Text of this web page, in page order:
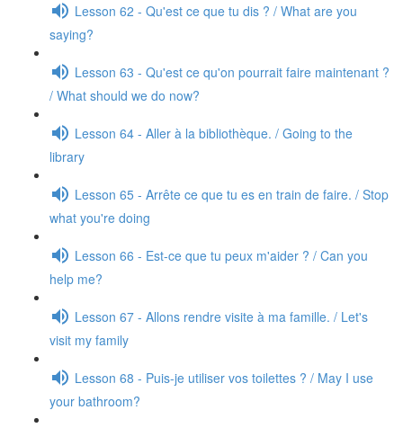
Lesson 62 - Qu'est ce que tu dis ? / What are you
saying?
Lesson 63 - Qu'est ce qu'on pourrait faire maintenant ?
/ What should we do now?
Lesson 64 - Aller à la bibliothèque. / Going to the
library
Lesson 65 - Arrête ce que tu es en train de faire. / Stop
what you're doing
Lesson 66 - Est-ce que tu peux m'aider ? / Can you
help me?
Lesson 67 - Allons rendre visite à ma famille. / Let's
visit my family
Lesson 68 - Puis-je utiliser vos toilettes ? / May I use
your bathroom?